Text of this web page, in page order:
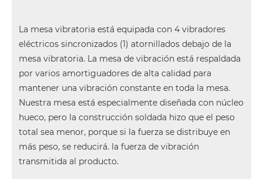
La mesa vibratoria está equipada con 4 vibradores
eléctricos sincronizados (1) atornillados debajo de la
mesa vibratoria. La mesa de vibración está respaldada
por varios amortiguadores de alta calidad para
mantener una vibración constante en toda la mesa.
Nuestra mesa está especialmente diseñada con núcleo
hueco, pero la construcción soldada hizo que el peso
total sea menor, porque si la fuerza se distribuye en
más peso, se reducirá. la fuerza de vibración
transmitida al producto.